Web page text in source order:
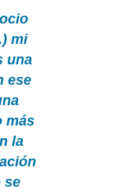
mi
una
ese
más
la
se